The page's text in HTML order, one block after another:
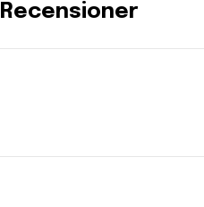
Recensioner